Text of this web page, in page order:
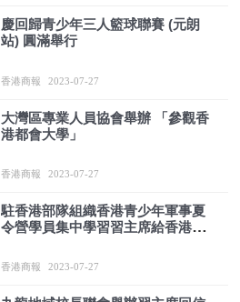
慶回歸青少年三人籃球聯賽 (元朗
站) 圓滿舉行
香港商報 2023-07-27
大灣區專業人員協會舉辦 「參觀香
港都會大學」
香港商報 2023-07-27
駐香港部隊組織香港青少年軍事夏
令營學員集中學習習主席給香港培
香港商報 2023-07-27